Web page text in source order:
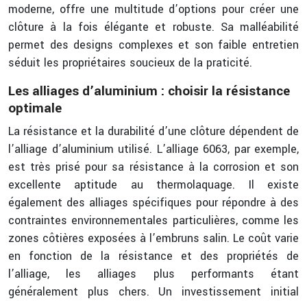
moderne, offre une multitude d’options pour créer une
clôture à la fois élégante et robuste. Sa malléabilité
permet des designs complexes et son faible entretien
séduit les propriétaires soucieux de la praticité.
Les alliages d’aluminium : choisir la résistance
optimale
La résistance et la durabilité d’une clôture dépendent de
l’alliage d’aluminium utilisé. L’alliage 6063, par exemple,
est très prisé pour sa résistance à la corrosion et son
excellente aptitude au thermolaquage. Il existe
également des alliages spécifiques pour répondre à des
contraintes environnementales particulières, comme les
zones côtières exposées à l’embruns salin. Le coût varie
en fonction de la résistance et des propriétés de
l’alliage, les alliages plus performants étant
généralement plus chers. Un investissement initial